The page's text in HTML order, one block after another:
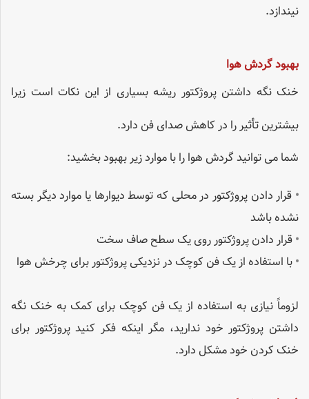
نیندازد.
بهبود گردش هوا
خنک نگه داشتن پروژکتور ریشه بسیاری از این نکات است زیرا
بیشترین تأثیر را در کاهش صدای فن دارد.
شما می توانید گردش هوا را با موارد زیر بهبود بخشید:
• قرار دادن پروژکتور در محلی که توسط دیوارها یا موارد دیگر بسته
نشده باشد
•قرار دادن پروژکتور روی یک سطح صاف سخت
•با استفاده از یک فن کوچک در نزدیکی پروژکتور برای چرخش هوا
لزوماً نیازی به استفاده از یک فن کوچک برای کمک به خنک نگه
داشتن پروژکتور خود ندارید، مگر اینکه فکر کنید پروژکتور برای
خنک کردن خود مشکل دارد.